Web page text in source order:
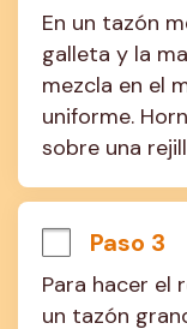
En un tazón
galleta y la
mezcla en el
uniforme.
sobre una
Paso 3
Para hacer el
un tazón